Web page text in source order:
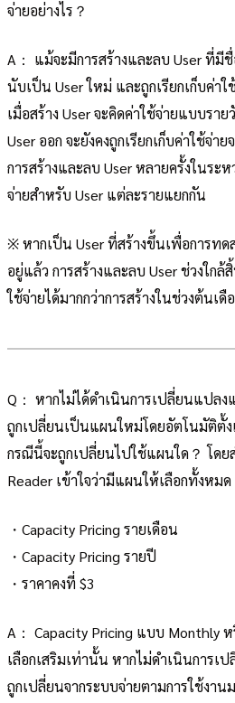
จ่ายอย่างไร？
A： แม้จะมีการสร้างและลบ User ที่มี
นับเป็น User ใหม่ และถูกเรียกเก็บค่า
เมื่อสร้าง User จะคิดค่าใช้จ่ายแบบรา
User ออก จะยังคงถูกเรียกเก็บค่าใช้จ่
การสร้างและลบ User หลายครั้งในระห
จ่ายสำหรับ User แต่ละรายแยกกัน
※ หากเป็น User ที่สร้างขึ้นเพื่อการท
อยู่แล้ว การสร้างและลบ User ช่วงใก
ใช้จ่ายได้มากกว่าการสร้างในช่วงต้นเดื
Q： หากไม่ได้ดำเนินการเปลี่ยนแปลง
ถูกเปลี่ยนเป็นแผนใหม่โดยอัตโนมัติตั้
กรณีนี้จะถูกเปลี่ยนไปใช้แผนใด？ โดย
Reader เข้าใจว่ามีแผนให้เลือกทั้งหม
・Capacity Pricing รายเดือน
・Capacity Pricing รายปี
・ราคาคงที่ $3
A： Capacity Pricing แบบ Monthly
เลือกเสริมเท่านั้น หากไม่ดำเนินการเ
ถูกเปลี่ยนจากระบบจ่ายตามการใช้งาน